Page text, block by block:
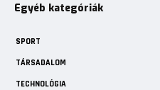
Egyéb kategóriák
SPORT
TÁRSADALOM
TECHNOLÓGIA